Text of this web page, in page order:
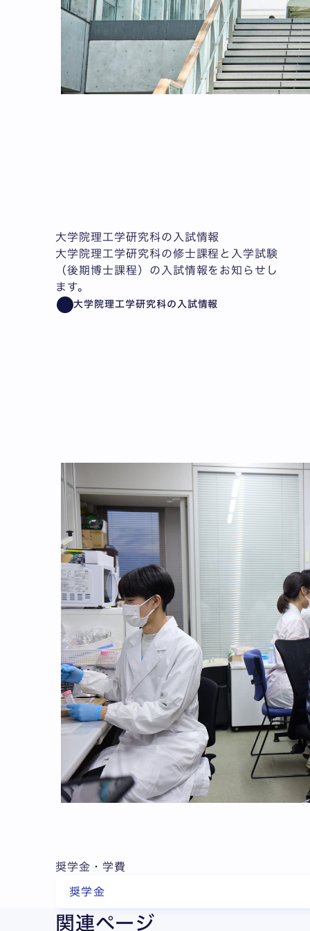
大学院理工学研究科の入試情報
大学院理工学研究科の修士課程と入学試験
（後期博士課程）の入試情報をお知らせし
ます。
大学院理工学研究科の入試情報
奨学金・学費
奨学金
関連ページ